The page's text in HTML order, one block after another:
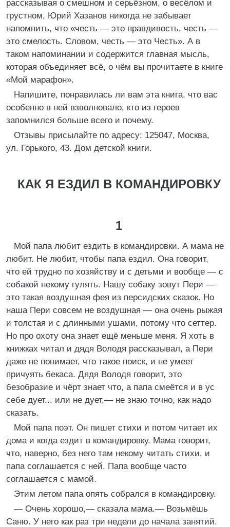
рассказывая о смешном и серьёзном, о весёлом и
грустном, Юрий Хазанов никогда не забывает
напомнить, что «честь — это правдивость, честь —
это смелость. Словом, честь — это Честь». А в
таком напоминании и содержится главная мысль,
которая объединяет всё, о чём вы прочитаете в книге
«Мой марафон».
Напишите, понравилась ли вам эта книга, что вас
особенно в ней взволновало, кто из героев
запомнился больше всего и почему.
Отзывы присылайте по адресу: 125047, Москва,
ул. Горького, 43. Дом детской книги.
КАК Я ЕЗДИЛ В КОМАНДИРОВКУ
1
Мой папа любит ездить в командировки. А мама не
любит. Не любит, чтобы папа ездил. Она говорит,
что ей трудно по хозяйству и с детьми и вообще — с
собакой некому гулять. Нашу собаку зовут Пери —
это такая воздушная фея из персидских сказок. Но
наша Пери совсем не воздушная — она очень рыжая
и толстая и с длинными ушами, потому что сеттер.
Но про охоту она знает ещё меньше меня. Я хоть в
книжках читал и дядя Володя рассказывал, а Пери
даже не понимает, что такое поиск, и не умеет
причуять бекаса. Дядя Володя говорит, это
безобразие и чёрт знает что, а папа смеётся и в ус
себе дует... или не дует,— не знаю точно, как надо
сказать.
Мой папа поэт. Он пишет стихи и потом читает их
дома и когда ездит в командировку. Мама говорит,
что, наверно, без него там некому читать стихи, и
папа соглашается с ней. Папа вообще часто
соглашается с мамой.
Этим летом папа опять собрался в командировку.
— Очень хорошо,— сказала мама.— Возьмёшь
Саню. У него как раз три недели до начала занятий.